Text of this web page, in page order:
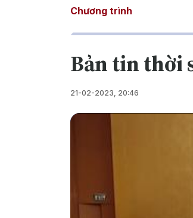
Chương trình
Bản tin thời
21-02-2023, 20:46